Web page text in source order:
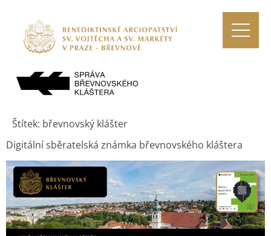
Štítek: břevnovský klášter
Digitální sběratelská známka břevnovského kláštera